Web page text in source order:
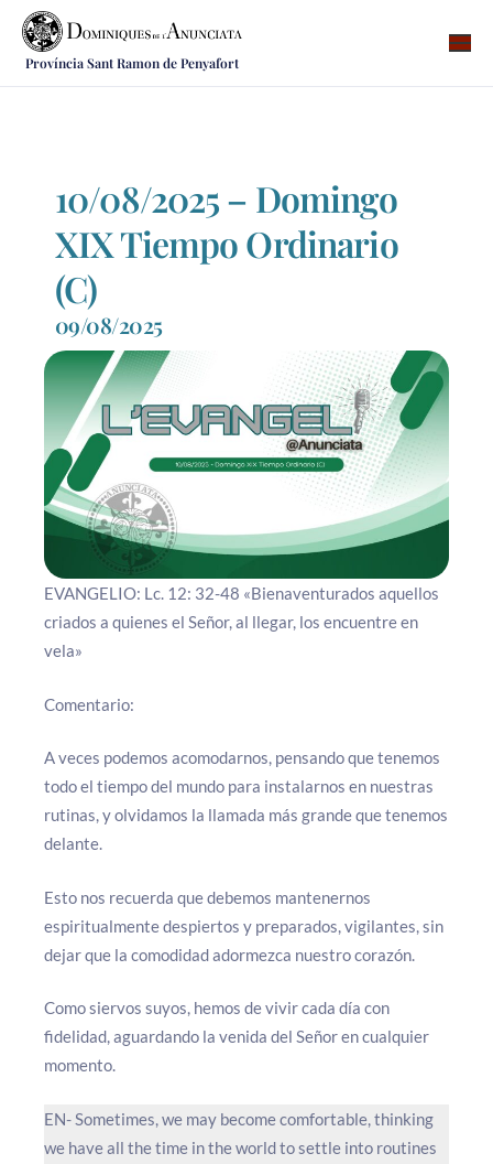
Província Sant Ramon de Penyafort
Qui som
Vocacions
Notícies
Recursos
Contacte
10/08/2025 – Domingo
XIX Tiempo Ordinario
(C)
09/08/2025
EVANGELIO: Lc. 12: 32-48 «Bienaventurados aquellos
criados a quienes el Señor, al llegar, los encuentre en
vela»
Comentario:
A veces podemos acomodarnos, pensando que tenemos
todo el tiempo del mundo para instalarnos en nuestras
rutinas, y olvidamos la llamada más grande que tenemos
delante.
Esto nos recuerda que debemos mantenernos
espiritualmente despiertos y preparados, vigilantes, sin
dejar que la comodidad adormezca nuestro corazón.
Como siervos suyos, hemos de vivir cada día con
fidelidad, aguardando la venida del Señor en cualquier
momento.
EN- Sometimes, we may become comfortable, thinking
we have all the time in the world to settle into routines